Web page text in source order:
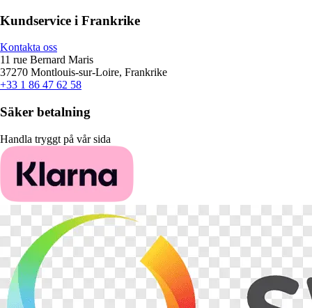
Kundservice i Frankrike
Kontakta oss
11 rue Bernard Maris
37270 Montlouis-sur-Loire, Frankrike
+33 1 86 47 62 58
Säker betalning
Handla tryggt på vår sida